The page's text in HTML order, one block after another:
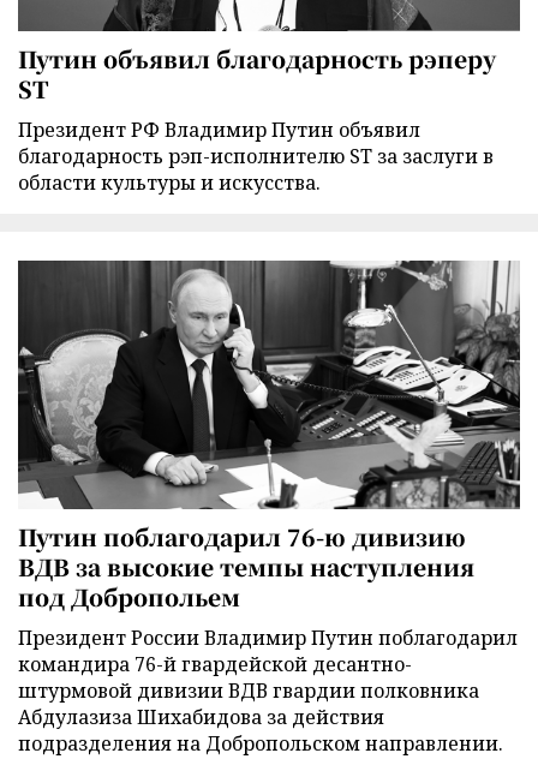
Путин объявил благодарность рэперу
ST
Президент РФ Владимир Путин объявил
благодарность рэп-исполнителю ST за заслуги в
области культуры и искусства.
Путин поблагодарил 76-ю дивизию
ВДВ за высокие темпы наступления
под Добропольем
Президент России Владимир Путин поблагодарил
командира 76-й гвардейской десантно-
штурмовой дивизии ВДВ гвардии полковника
Абдулазиза Шихабидова за действия
подразделения на Добропольском направлении.